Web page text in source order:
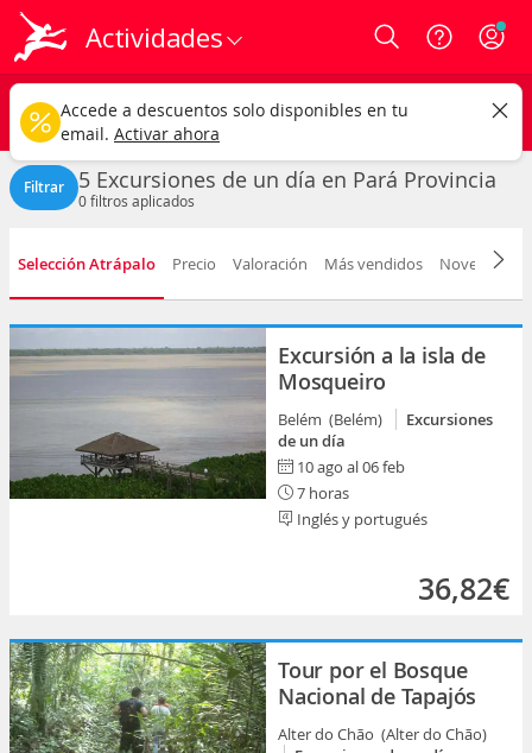
Actividades Login
Pará
Excursiones de un día Cualquier fecha
CAMBIAR
Filtrar 5 Excursiones de un día en Pará Provincia
0filtros aplicados
Selección Atrápalo Precio Valoración Más vendidos Novedad
Excursión a la isla de
Mosqueiro
Belém (Belém)
Excursiones
de un día
10 ago al 06 feb
7 horas
Inglés y portugués
36,82€
Tour por el Bosque
Nacional de Tapajós
Alter do Chão (Alter do Chão)
Accede a descuentos solo disponibles en tu
email. Activar ahora